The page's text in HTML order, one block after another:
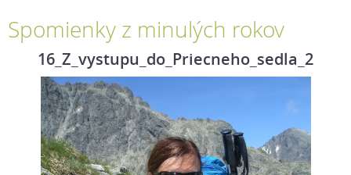
Spomienky z minulých rokov
16_Z_vystupu_do_Priecneho_sedla_2